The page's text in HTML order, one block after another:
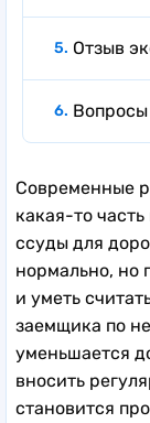
Отзыв
Современные
какая-то
ссуды для
нормально, но
и уметь
заемщика по
уменьшается
вносить
становится